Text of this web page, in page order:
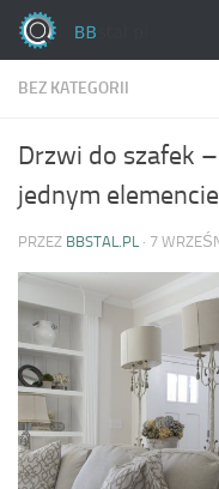
Skip to content
BEZ KATEGORII
Drzwi do szafek
jednym
PRZEZ BBSTAL.PL · 7